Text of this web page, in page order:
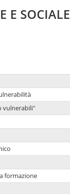
E SOCIALE
vulnerabili"
formazione